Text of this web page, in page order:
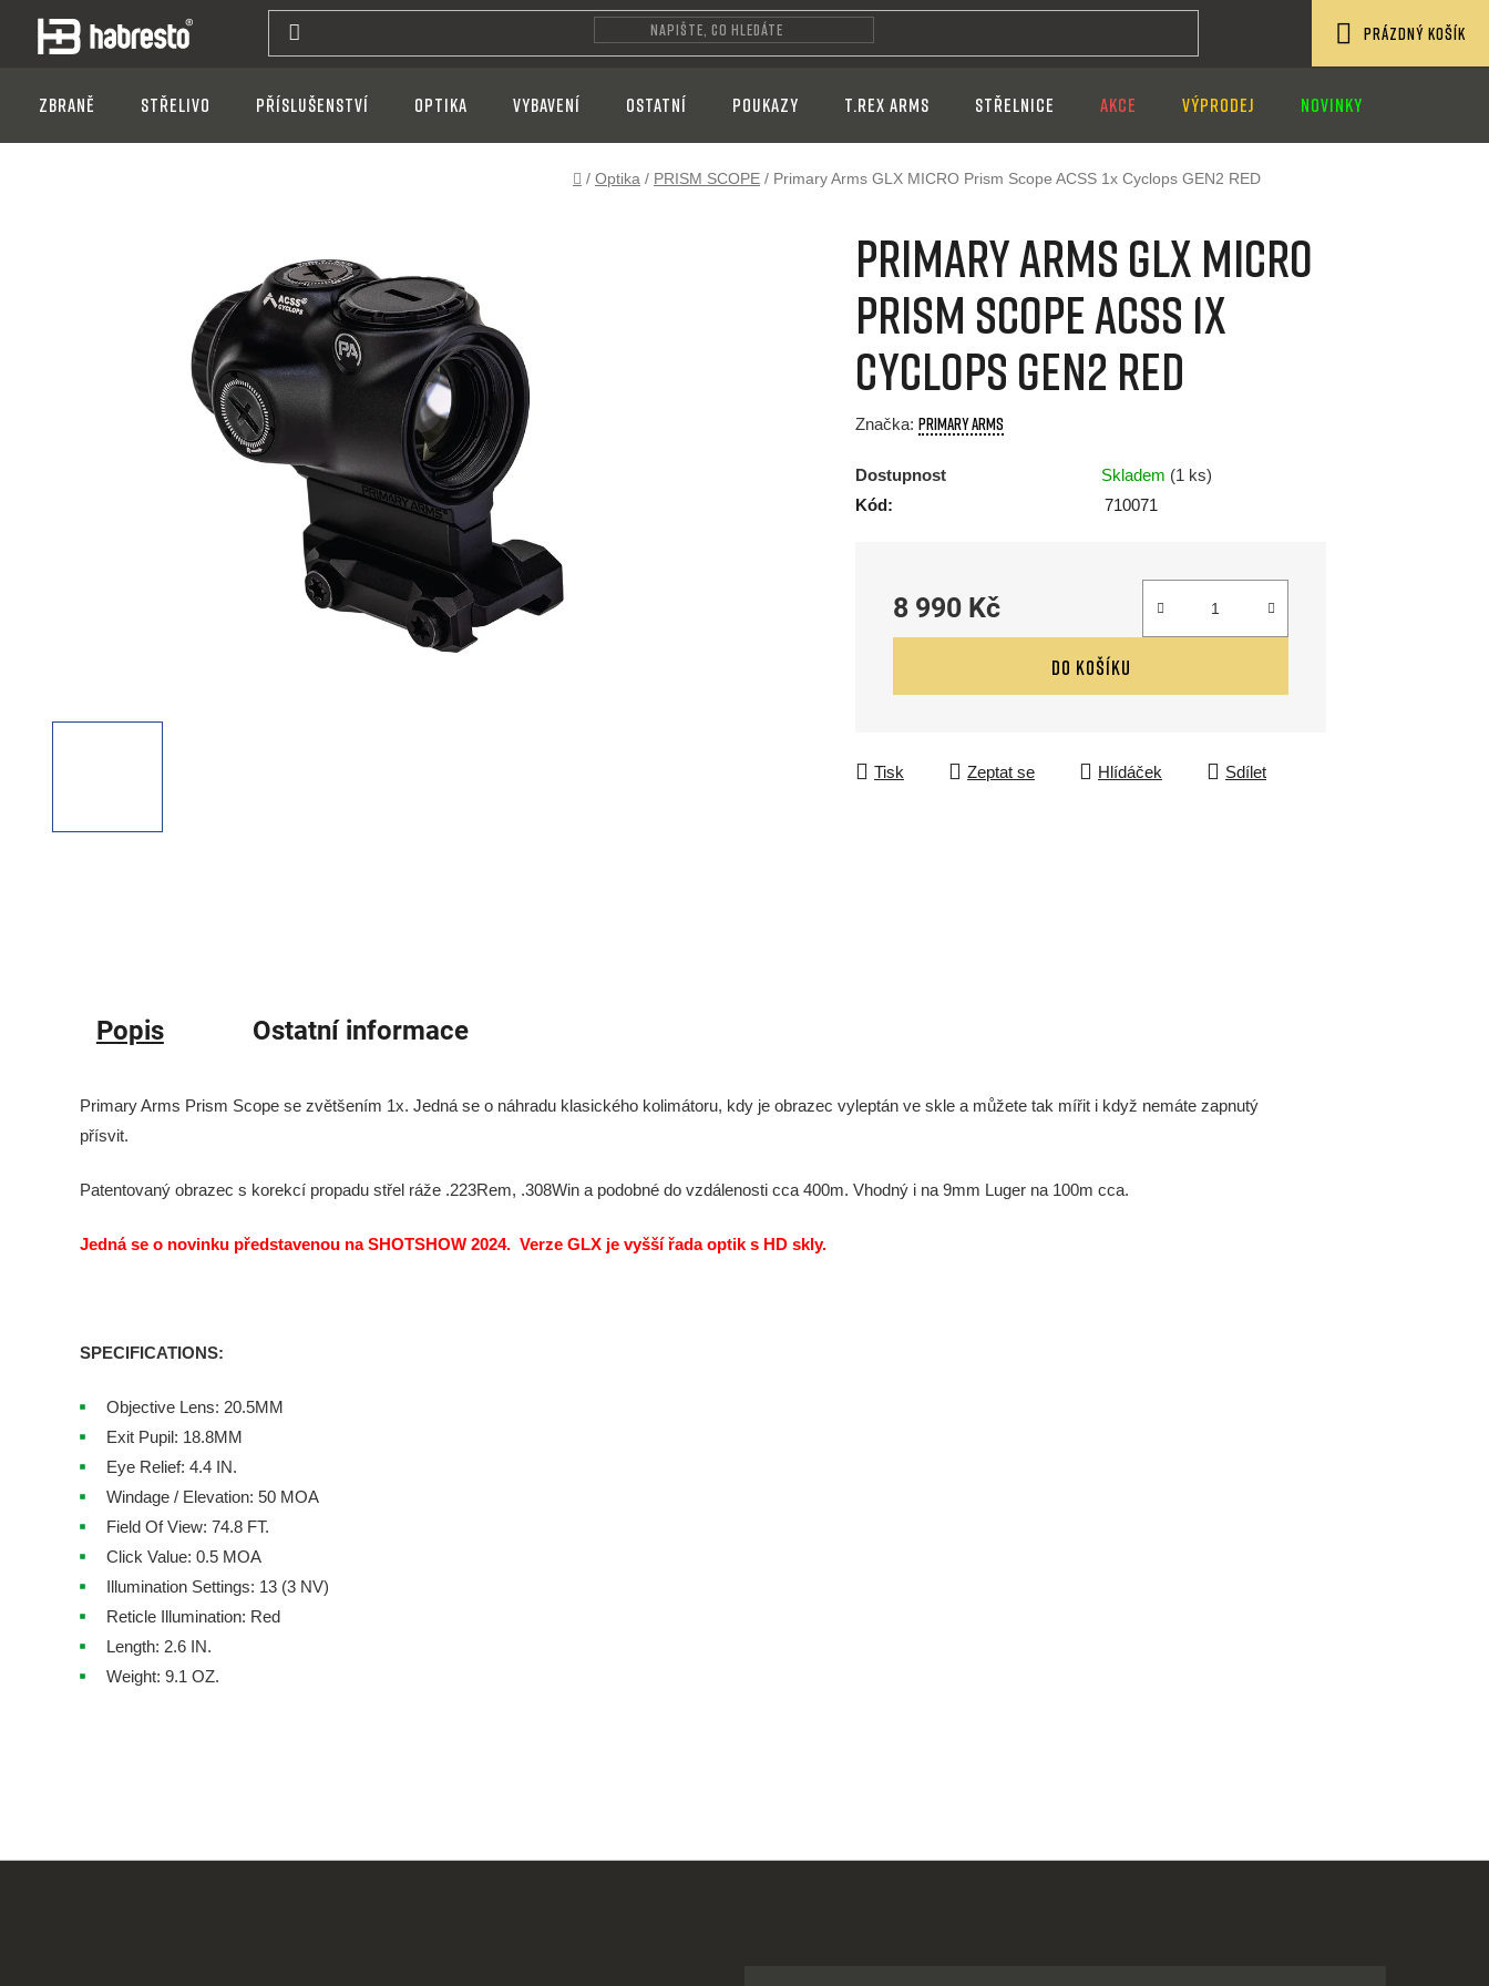
obsah
KOŠÍK
PRÁZDNÝ KOŠÍK
Zbraně Střelivo Příslušenství Optika VYBAVENÍ OSTATNÍ POUKAZY T.REX ARMS STŘELNICE AKCE VÝPRODEJ NOVINKY
Domů
/ Optika / PRISM SCOPE / Primary Arms GLX MICRO Prism Scope ACSS 1x Cyclops GEN2 RED
Primary Arms GLX MICRO
Prism Scope ACSS 1x
Cyclops GEN2 RED
Značka: PRIMARY ARMS
Dostupnost Skladem (1 ks)
Kód:
710071
8 990 Kč
Měrná cena:
DO KOŠÍKU
Tisk Zeptat se Hlídáček Sdílet
Popis Ostatní informace
Primary Arms Prism Scope se zvětšením 1x. Jedná se o náhradu klasického kolimátoru, kdy je obrazec vyleptán ve skle a můžete tak mířit i když nemáte zapnutý
přísvit.
Patentovaný obrazec s korekcí propadu střel ráže .223Rem, .308Win a podobné do vzdálenosti cca 400m. Vhodný i na 9mm Luger na 100m cca.
Jedná se o novinku představenou na SHOTSHOW 2024. Verze GLX je vyšší řada optik s HD skly.
SPECIFICATIONS:
Objective Lens: 20.5MM
Exit Pupil: 18.8MM
Eye Relief: 4.4 IN.
Windage / Elevation: 50 MOA
Field Of View: 74.8 FT.
Click Value: 0.5 MOA
Illumination Settings: 13 (3 NV)
Reticle Illumination: Red
Length: 2.6 IN.
Weight: 9.1 OZ.